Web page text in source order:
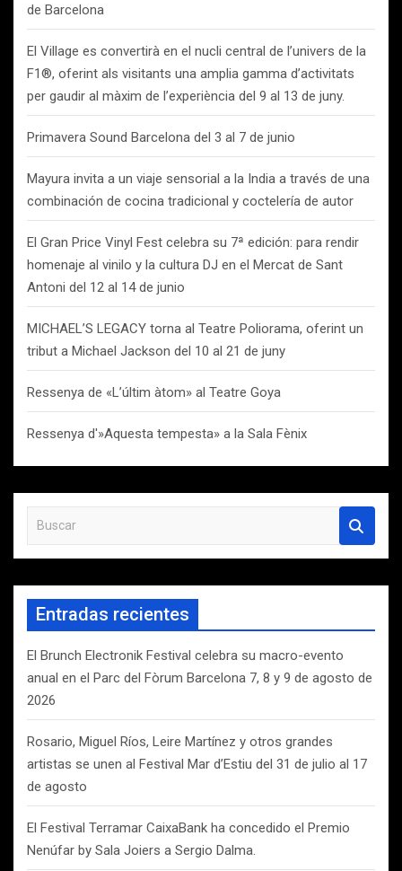
de Barcelona
El Village es convertirà en el nucli central de l’univers de la
F1®, oferint als visitants una amplia gamma d’activitats
per gaudir al màxim de l’experiència del 9 al 13 de juny.
Primavera Sound Barcelona del 3 al 7 de junio
Mayura invita a un viaje sensorial a la India a través de una
combinación de cocina tradicional y coctelería de autor
El Gran Price Vinyl Fest celebra su 7ª edición: para rendir
homenaje al vinilo y la cultura DJ en el Mercat de Sant
Antoni del 12 al 14 de junio
MICHAEL’S LEGACY torna al Teatre Poliorama, oferint un
tribut a Michael Jackson del 10 al 21 de juny
Ressenya de «L’últim àtom» al Teatre Goya
Ressenya d'»Aquesta tempesta» a la Sala Fènix
s
c
r
Entradas recientes
El Brunch Electronik Festival celebra su macro-evento
anual en el Parc del Fòrum Barcelona 7, 8 y 9 de agosto de
2026
Rosario, Miguel Ríos, Leire Martínez y otros grandes
artistas se unen al Festival Mar d’Estiu del 31 de julio al 17
de agosto
El Festival Terramar CaixaBank ha concedido el Premio
Nenúfar by Sala Joiers a Sergio Dalma.